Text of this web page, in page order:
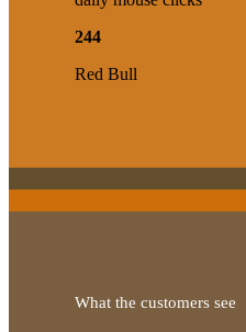
244
Red Bull
What the customers see